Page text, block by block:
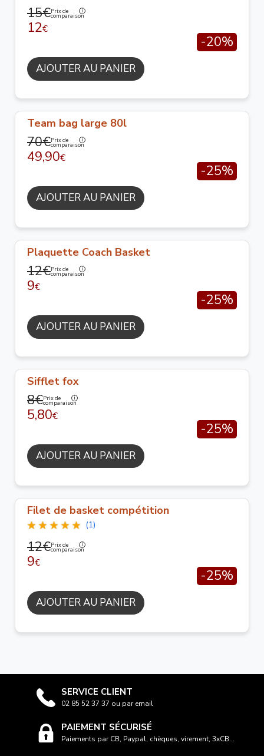
15€Prix de
comparaison
12€
-20%
AJOUTER AU PANIER
Team bag large 80l
70€Prix de
comparaison
49,90€
-25%
AJOUTER AU PANIER
Plaquette Coach Basket
12€Prix de
comparaison
9€
-25%
AJOUTER AU PANIER
Sifflet fox
8€Prix de
comparaison
5,80€
-25%
AJOUTER AU PANIER
Filet de basket compétition
(1)
12€Prix de
comparaison
9€
-25%
AJOUTER AU PANIER
SERVICE CLIENT
02 85 52 37 37 ou par email
PAIEMENT SÉCURISÉ
Paiements par CB, Paypal, chèques, virement, 3xCB...